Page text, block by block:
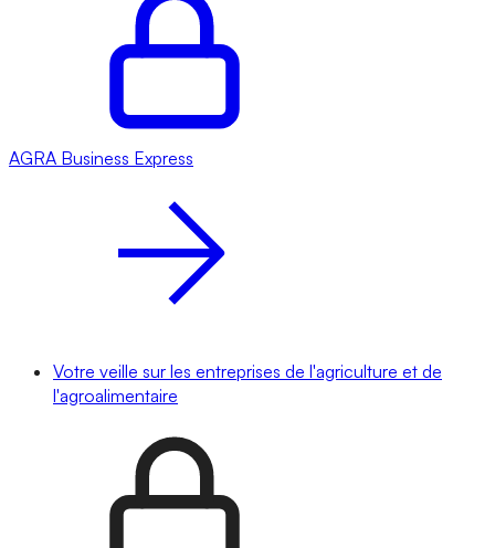
AGRA Business Express
Votre veille sur les entreprises de l'agriculture et de
l'agroalimentaire